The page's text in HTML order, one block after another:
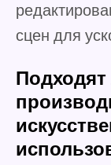
сцен для